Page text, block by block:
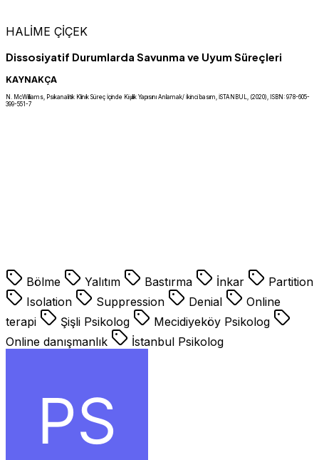
HALİME ÇİÇEK
Dissosiyatif Durumlarda Savunma ve Uyum Süreçleri
KAYNAKÇA
N. McWilliams, Psikanalitik Klinik Süreç İçinde Kişilik Yapısını Anlamak/ İkinci basım, İSTANBUL, (2020), ISBN: 978-605-
399-551-7
Bölme Yalıtım Bastırma İnkar
Partition
Isolation
Suppression Denial
Online
terapi
Şişli Psikolog
Mecidiyeköy Psikolog
Online danışmanlık
İstanbul Psikolog